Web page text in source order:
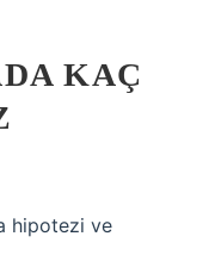
KAÇ
hipotezi ve